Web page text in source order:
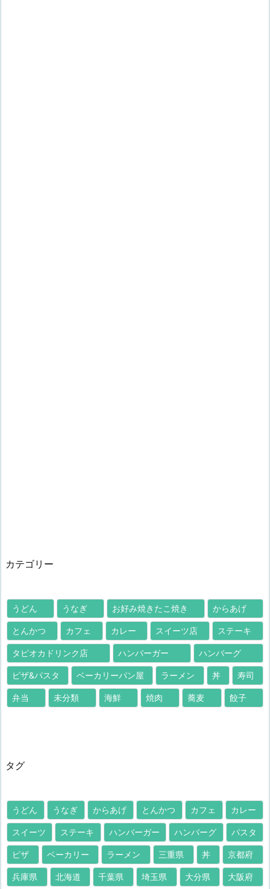
カテゴリー
うどん うなぎ お好み焼きたこ焼き からあげ
とんかつ カフェ カレー スイーツ店 ステーキ
タピオカドリンク店 ハンバーガー ハンバーグ
ピザ&パスタ ベーカリーパン屋 ラーメン 丼 寿司
弁当 未分類 海鮮 焼肉 蕎麦 餃子
タグ
うどん うなぎ からあげ とんかつ カフェ カレー
スイーツ ステーキ ハンバーガー ハンバーグ パスタ
ピザ ベーカリー ラーメン 三重県 丼 京都府
兵庫県 北海道 千葉県 埼玉県 大分県 大阪府